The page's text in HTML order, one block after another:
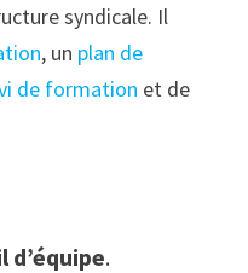
syndicale. Il
, un plan de
de formation et de
d’équipe.